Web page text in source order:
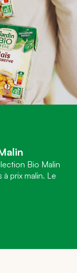
Bio Malin
prix malin. Le